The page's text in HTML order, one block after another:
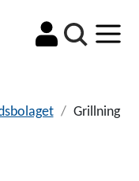
Sök
Grillning